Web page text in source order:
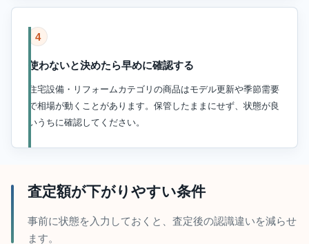
4
使わないと決めたら早めに確認する
住宅設備・リフォームカテゴリの商品はモデル更新や季節需要
で相場が動くことがあります。保管したままにせず、状態が良
いうちに確認してください。
査定額が下がりやすい条件
事前に状態を入力しておくと、査定後の認識違いを減らせ
ます。